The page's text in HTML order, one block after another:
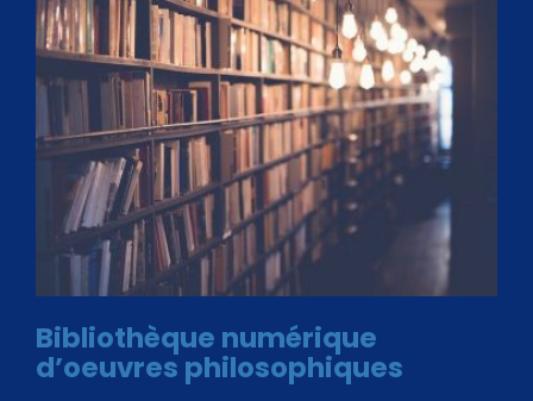
Bibliothèque numérique
d’oeuvres philosophiques